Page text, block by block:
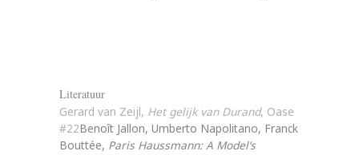
Literatuur
Gerard van Zeijl, Het gelijk van Durand, Oase
#22Benoît Jallon, Umberto Napolitano, Franck
Bouttée, Paris Haussmann: A Model’s